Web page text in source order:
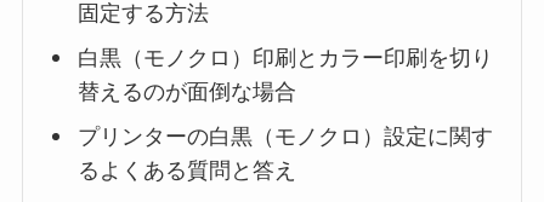
固定する方法
白黒（モノクロ）印刷とカラー印刷を切り
替えるのが面倒な場合
プリンターの白黒（モノクロ）設定に関す
るよくある質問と答え